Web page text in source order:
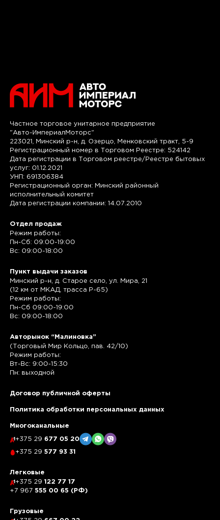
Частное торговое унитарное предприятие
"Авто-ИмпериалМоторс"
223021, Минский р-н, д. Озерцо, Менковский тракт, 5-9
Регистрационный номер в Торговом Реестре: 524142
Дата регистрации в Торговом реестре/Реестре бытовых
услуг: 01.12.2021
УНП: 691306384
Регистрационный орган: Минский районный
исполнительный комитет
Дата регистрации компании: 14.07.2010
Отдел продаж
Режим работы:
Пн-Сб: 09:00-19:00
Вс: 09:00-18:00
Пункт выдачи заказов
Минский р-н, д. Старое село, ул. Мира, 21
(12 км от МКАД, трасса P-65)
Режим работы:
Пн-Сб 09:00-19:00
Вс: 09:00-18:00
Авторынок “Малиновка”
(Торговый Мир Кольцо, пав. 42/10)
Режим работы:
Вт-Вс: 9:00-15:30
Пн: выходной
Договор публичной оферты
Политика обработки персональных данных
Многоканальные
+375 29 677 05 20
+375 29 577 93 31
Легковые
+375 29 122 77 17
+7 967 555 00 65 (РФ)
Грузовые